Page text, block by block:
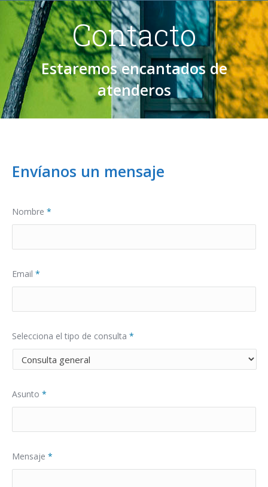
Contacto
Estaremos encantados de
atenderos
Envíanos un mensaje
Nombre *
Email *
Selecciona el tipo de consulta *
Asunto *
Mensaje *